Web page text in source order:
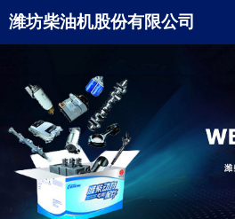
潍坊柴油机股份有限公司